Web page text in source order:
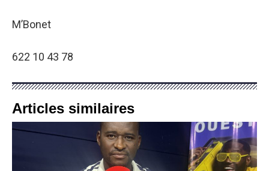
M’Bonet
622 10 43 78
Articles similaires